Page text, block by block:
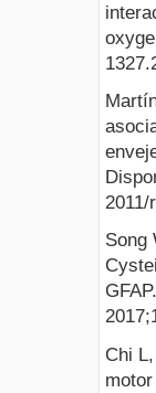
2011/
Song
Chi